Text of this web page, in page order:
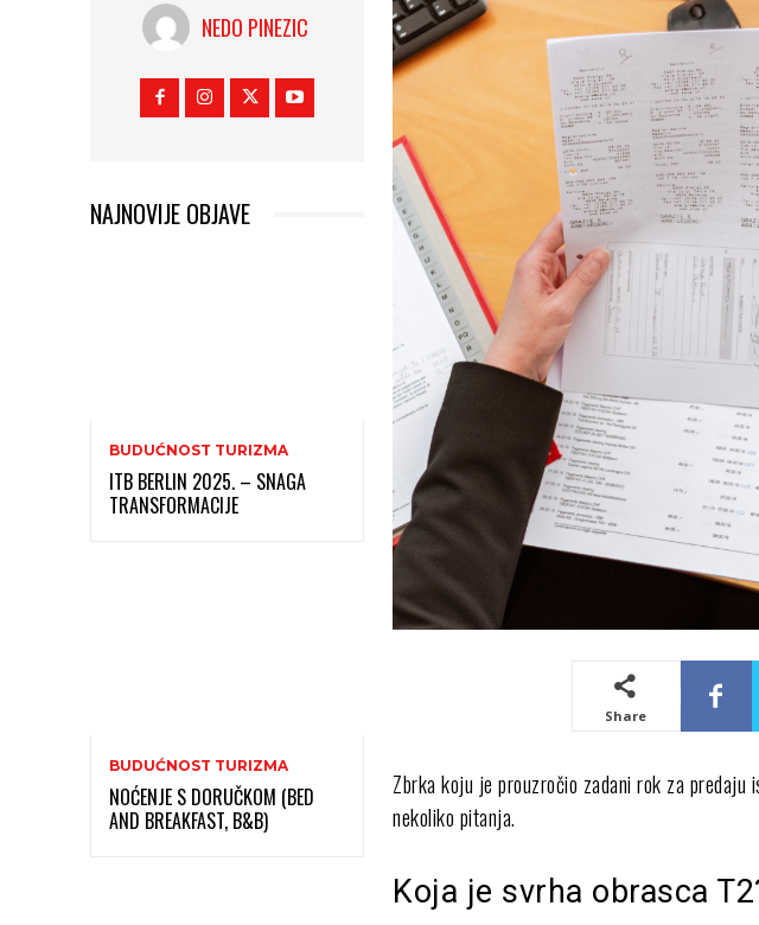
NEDO PINEZIC
NAJNOVIJE OBJAVE
BUDUĆNOST TURIZMA
ITB BERLIN 2025. – SNAGA
TRANSFORMACIJE
BUDUĆNOST TURIZMA
NOĆENJE S DORUČKOM (BED
AND BREAKFAST, B&B)
Share
Zbrka koju je prouzročio zadani rok za
nekoliko pitanja.
Koja je svrha obrasca